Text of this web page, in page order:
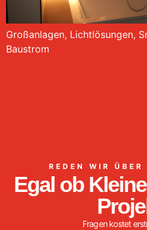
Großanlagen, Lichtlösungen,
Baustrom
REDEN WIR
Egal ob
Fragen kostet